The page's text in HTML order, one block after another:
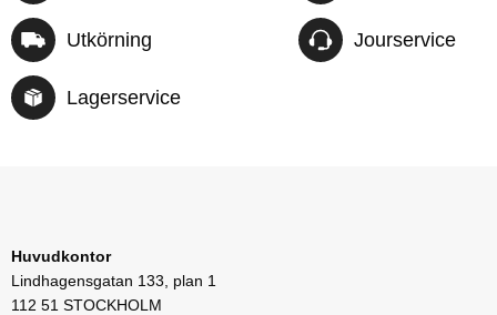
Utkörning
Lagerservice
Jourservice
Huvudkontor
Lindhagensgatan 133, plan 1
112 51 STOCKHOLM